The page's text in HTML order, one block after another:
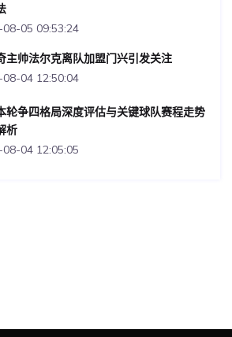
05 09:53:24
主帅法尔克离队加盟门兴引发关注
04 12:50:04
轮争四格局深度评估与关键球队赛程走势
析
04 12:05:05